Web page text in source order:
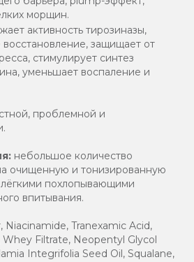
морщин.
активность тирозиназы,
защищает от
стимулирует синтез
уменьшает воспаление и
проблемной и
небольшое количество
очищенную и тонизированную
похлопывающими
впитывания.
Niacinamide, Tranexamic Acid,
Filtrate, Neopentyl Glycol
Integrifolia Seed Oil, Squalane,